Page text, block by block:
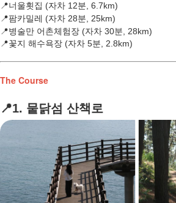
📍너울횟집 (자차 12분, 6.7km)
📍팜카밀레 (자차 28분, 25km)
📍병술만 어촌체험장 (자차 30분, 28km)
📍꽃지 해수욕장 (자차 5분 , 2.8km)
The Course
📍1. 뭍닭섬 산책로